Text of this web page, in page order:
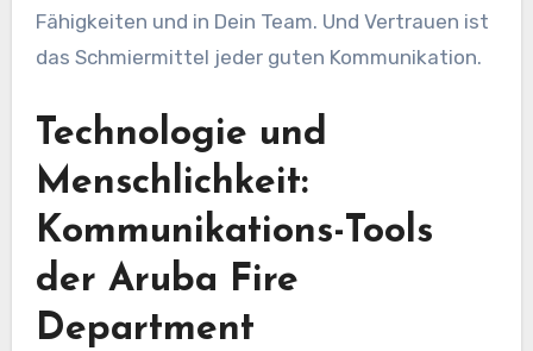
Fähigkeiten und in Dein Team. Und Vertrauen ist
das Schmiermittel jeder guten Kommunikation.
Technologie und
Menschlichkeit:
Kommunikations-Tools
der Aruba Fire
Department